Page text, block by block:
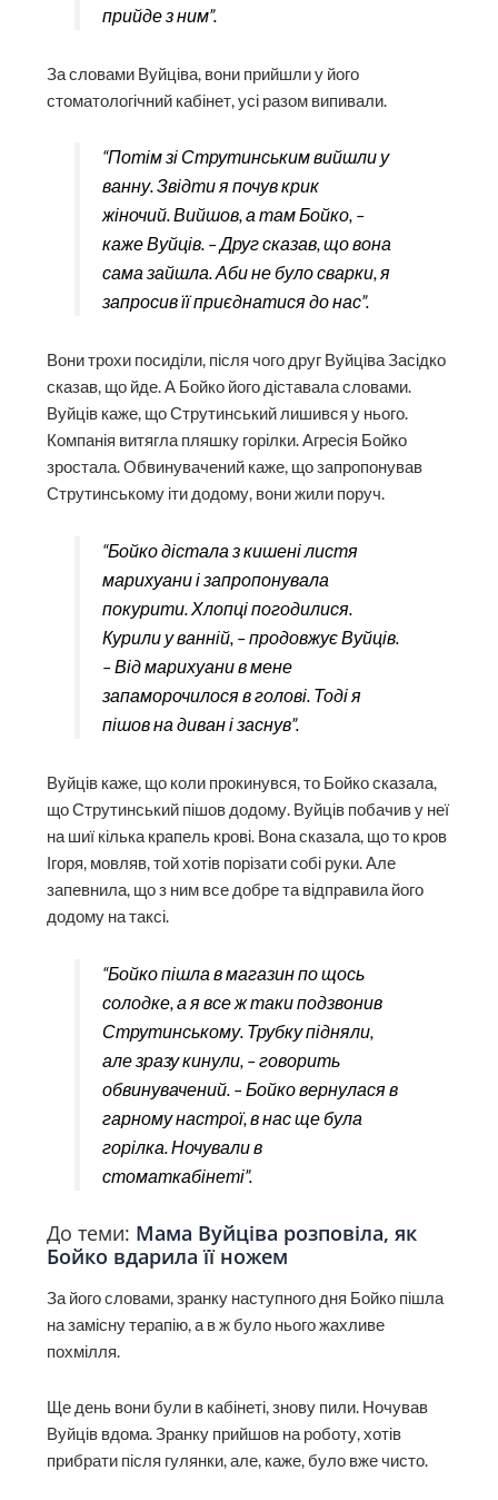
прийде з ним”.
За словами Вуйціва, вони прийшли у його
стоматологічний кабінет, усі разом випивали.
“Потім зі Струтинським вийшли у
ванну. Звідти я почув крик
жіночий. Вийшов, а там Бойко, –
каже Вуйців. – Друг сказав, що вона
сама зайшла. Аби не було сварки, я
запросив її приєднатися до нас”.
Вони трохи посиділи, після чого друг Вуйціва Засідко
сказав, що йде. А Бойко його діставала словами.
Вуйців каже, що Струтинський лишився у нього.
Компанія витягла пляшку горілки. Агресія Бойко
зростала. Обвинувачений каже, що запропонував
Струтинському іти додому, вони жили поруч.
“Бойко дістала з кишені листя
марихуани і запропонувала
покурити. Хлопці погодилися.
Курили у ванній, – продовжує Вуйців.
– Від марихуани в мене
запаморочилося в голові. Тоді я
пішов на диван і заснув”.
Вуйців каже, що коли прокинувся, то Бойко сказала,
що Струтинський пішов додому. Вуйців побачив у неї
на шиї кілька крапель крові. Вона сказала, що то кров
Ігоря, мовляв, той хотів порізати собі руки. Але
запевнила, що з ним все добре та відправила його
додому на таксі.
“Бойко пішла в магазин по щось
солодке, а я все ж таки подзвонив
Струтинському. Трубку підняли,
але зразу кинули, – говорить
обвинувачений. – Бойко вернулася в
гарному настрої, в нас ще була
горілка. Ночували в
стоматкабінеті”.
До теми: Мама Вуйціва розповіла, як
Бойко вдарила її ножем
За його словами, зранку наступного дня Бойко пішла
на замісну терапію, а в ж було нього жахливе
похмілля.
Ще день вони були в кабінеті, знову пили. Ночував
Вуйців вдома. Зранку прийшов на роботу, хотів
прибрати після гулянки, але, каже, було вже чисто.